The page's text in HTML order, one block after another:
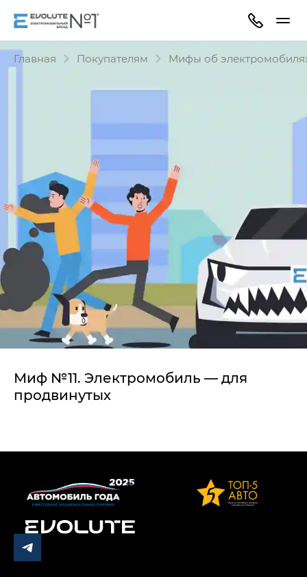
Главная Покупателям Мифы об
Миф №11. Электромобиль — для
продвинутых